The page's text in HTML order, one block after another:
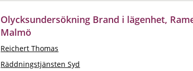
Olycksundersökning Brand i lägenhet,
Malmö
Reichert Thomas
Räddningstjänsten Syd